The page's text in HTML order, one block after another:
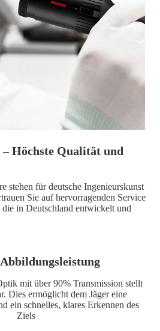
Höchste Qualität und
stehen für deutsche Ingenieurskunst
Sie auf hervorragenden Service
in Deutschland entwickelt und
mit über 90% Transmission stellt
Dies ermöglicht dem Jäger eine
ein schnelles, klares Erkennen des
Ziels